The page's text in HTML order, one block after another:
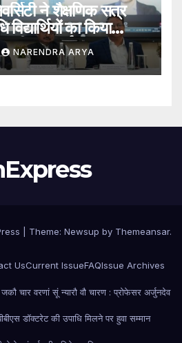
ने शैक्षणिक सत्र
का किया
(ऑनर्स) 2026–31
पाठ्यक्रमों के
की अपनी शैक्षणिक यात्रा
NARENDRA ARYA
Theme: Newsup by Themeansar.
UsCurrent IssueFAQIssue Archives
चार वरणां सूं न्यारौ वौ चारण : प्रोफेसर अर्जुनदेव
डॉक्टरेट की उपाधि मिलने पर हुवा सम्मान